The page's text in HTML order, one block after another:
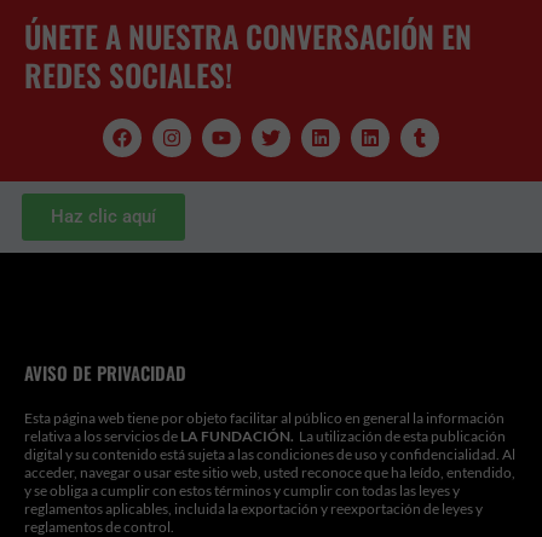
ÚNETE A NUESTRA CONVERSACIÓN EN
REDES SOCIALES!
F
a
e
o
o
I
n
t
r
Y
o
t
T
w
t
L
i
k
L
i
k
T
u
b
Haz clic aquí
AVISO DE PRIVACIDAD
Esta página web tiene por objeto facilitar al público en general la información
relativa a los servicios de LA FUNDACIÓN. La utilización de esta publicación
digital y su contenido está sujeta a las condiciones de uso y confidencialidad. Al
acceder, navegar o usar este sitio web, usted reconoce que ha leído, entendido,
y se obliga a cumplir con estos términos y cumplir con todas las leyes y
reglamentos aplicables, incluida la exportación y reexportación de leyes y
reglamentos de control.